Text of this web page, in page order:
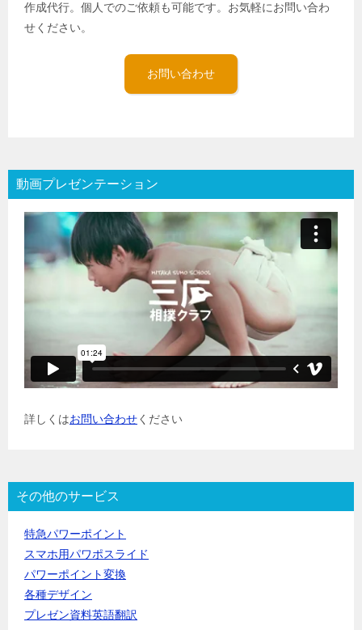
作成代行。個人でのご依頼も可能です。お気軽にお問い合わ
せください。
お問い合わせ
動画プレゼンテーション
詳しくはお問い合わせください
その他のサービス
特急パワーポイント
スマホ用パワポスライド
パワーポイント変換
各種デザイン
プレゼン資料英語翻訳